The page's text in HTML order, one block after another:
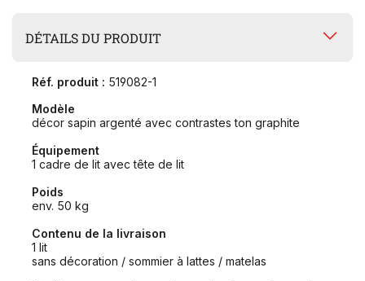
DÉTAILS DU PRODUIT
Réf. produit : 519082-1
Modèle
décor sapin argenté avec contrastes ton graphite
Équipement
1 cadre de lit avec tête de lit
Poids
env. 50 kg
Contenu de la livraison
1 lit
sans décoration / sommier à lattes / matelas